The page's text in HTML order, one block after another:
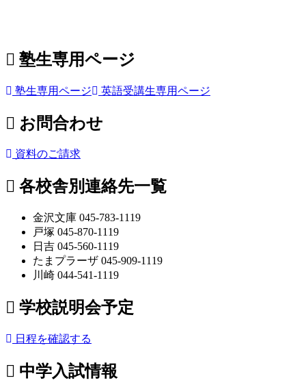
塾生専用ページ
塾生専用ページ 英語受講生専用ページ
お問合わせ
資料のご請求
各校舎別連絡先一覧
金沢文庫 045-783-1119
戸塚 045-870-1119
日吉 045-560-1119
たまプラーザ 045-909-1119
川崎 044-541-1119
学校説明会予定
日程を確認する
中学入試情報